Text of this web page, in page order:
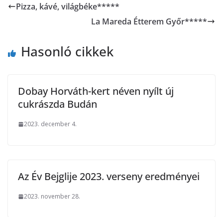
Pizza, kávé, világbéke*****
La Mareda Étterem Győr*****
Hasonló cikkek
Dobay Horváth-kert néven nyílt új
cukrászda Budán
2023. december 4.
Az Év Bejglije 2023. verseny eredményei
2023. november 28.